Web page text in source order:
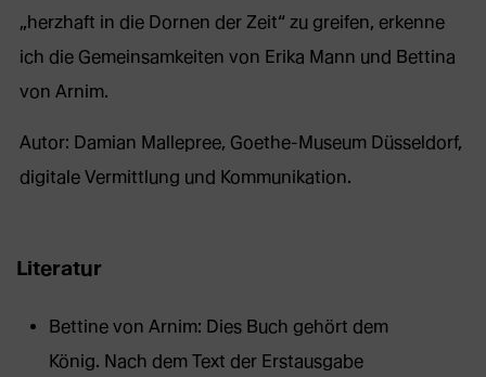
„herzhaft in die Dornen der Zeit“ zu greifen, erkenne
ich die Gemeinsamkeiten von Erika Mann und Bettina
von Arnim.
Autor: Damian Mallepree, Goethe-Museum Düsseldorf,
digitale Vermittlung und Kommunikation.
Literatur
Bettine von Arnim: Dies Buch gehört dem
König. Nach dem Text der Erstausgabe